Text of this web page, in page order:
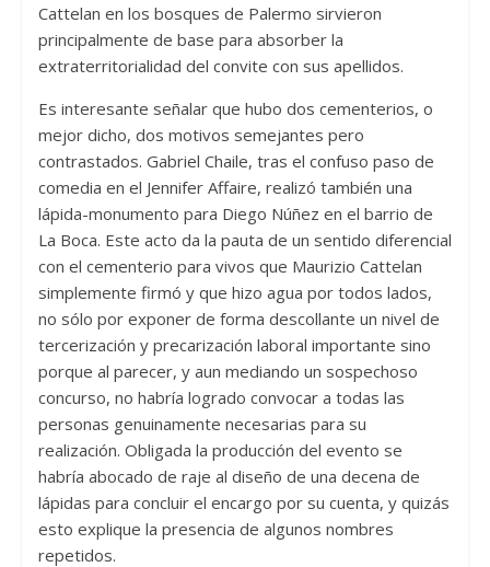
Cattelan en los bosques de Palermo sirvieron
principalmente de base para absorber la
extraterritorialidad del convite con sus apellidos.
Es interesante señalar que hubo dos cementerios, o
mejor dicho, dos motivos semejantes pero
contrastados. Gabriel Chaile, tras el confuso paso de
comedia en el Jennifer Affaire, realizó también una
lápida-monumento para Diego Núñez en el barrio de
La Boca. Este acto da la pauta de un sentido diferencial
con el cementerio para vivos que Maurizio Cattelan
simplemente firmó y que hizo agua por todos lados,
no sólo por exponer de forma descollante un nivel de
tercerización y precarización laboral importante sino
porque al parecer, y aun mediando un sospechoso
concurso, no habría logrado convocar a todas las
personas genuinamente necesarias para su
realización. Obligada la producción del evento se
habría abocado de raje al diseño de una decena de
lápidas para concluir el encargo por su cuenta, y quizás
esto explique la presencia de algunos nombres
repetidos.